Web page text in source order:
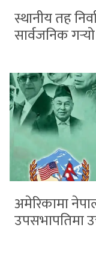
स्थानीय तह
सार्वजनिक
अमेरिकामा
उपसभापतिमा